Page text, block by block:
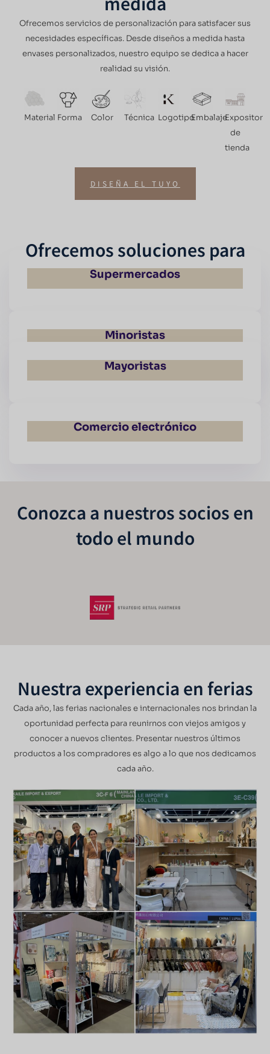
Ofrecemos servicios de personalización para satisfacer sus
necesidades específicas. Desde diseños a medida hasta
envases personalizados, nuestro equipo se dedica a hacer
realidad su visión.
Material Forma Color Técnica LogotipoEmbalajeExpositor
de
tienda
DISEÑA EL TUYO
Supermercados
Minoristas
Ofrecemos soluciones para
Mayoristas
Comercio electrónico
Conozca a nuestros socios en
todo el mundo
Nuestra experiencia en ferias
Cada año, las ferias nacionales e internacionales nos brindan la
oportunidad perfecta para reunirnos con viejos amigos y
conocer a nuevos clientes. Presentar nuestros últimos
productos a los compradores es algo a lo que nos dedicamos
cada año.